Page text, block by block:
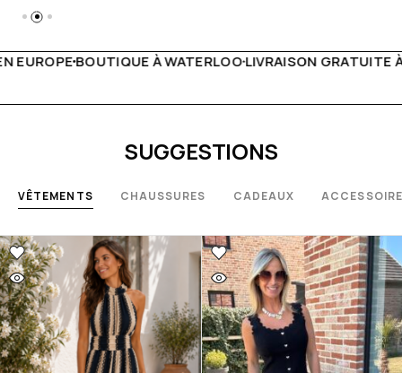
LIVRAISON GRATUITE À PARTIR DE 150€LIVE
SUGGESTIONS
VÊTEMENTS CHAUSSURES CADEAUX